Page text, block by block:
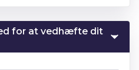
for at vedhæfte dit